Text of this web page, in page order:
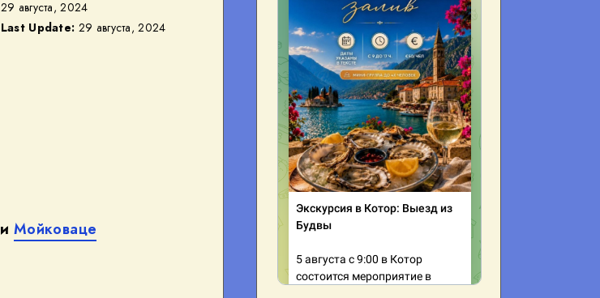
29 августа, 2024
Last Update: 29 августа, 2024
иМойковаце